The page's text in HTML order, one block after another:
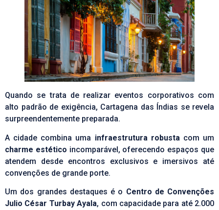
Quando se trata de realizar eventos corporativos com
alto padrão de exigência, Cartagena das Índias se revela
surpreendentemente preparada.
A cidade combina uma infraestrutura robusta com um
charme estético incomparável, oferecendo espaços que
atendem desde encontros exclusivos e imersivos até
convenções de grande porte.
Um dos grandes destaques é o Centro de Convenções
Julio César Turbay Ayala, com capacidade para até 2.000